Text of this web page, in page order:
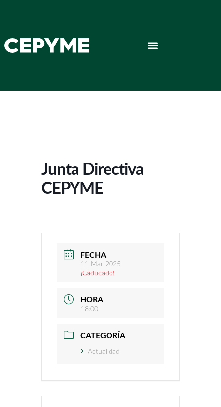
Junta Directiva
CEPYME
FECHA
11 Mar 2025
¡Caducado!
HORA
18:00
CATEGORÍA
Actualidad